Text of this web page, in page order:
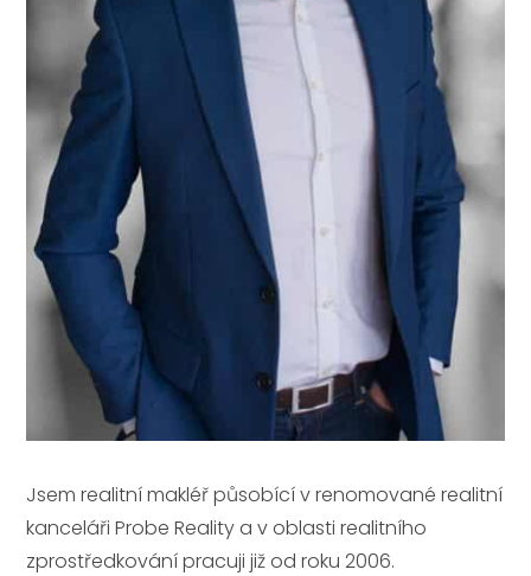
Jsem realitní makléř působící v renomované realitní
kanceláři Probe Reality a v oblasti realitního
zprostředkování pracuji již od roku 2006.